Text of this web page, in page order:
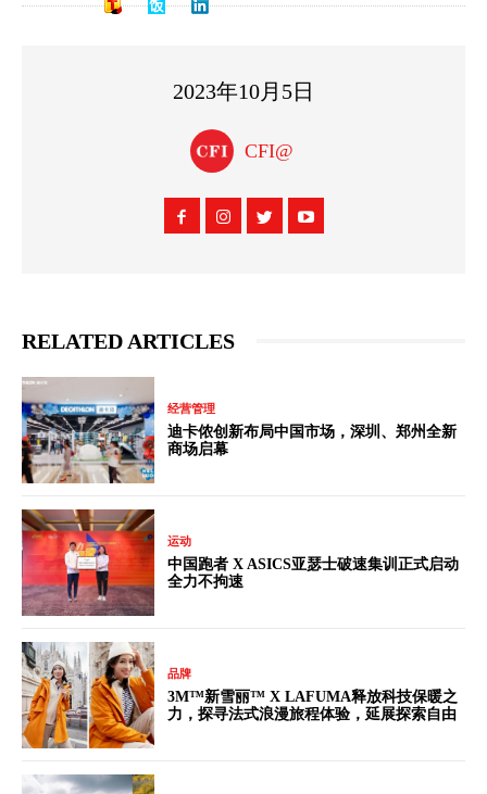
2023年10月5日
CFI@
RELATED ARTICLES
经营管理
迪卡侬创新布局中国市场，深圳、郑州全新
商场启幕
运动
中国跑者 X ASICS亚瑟士破速集训正式启动
全力不拘速
品牌
3M™新雪丽™ X LAFUMA释放科技保暖之
力，探寻法式浪漫旅程体验，延展探索自由